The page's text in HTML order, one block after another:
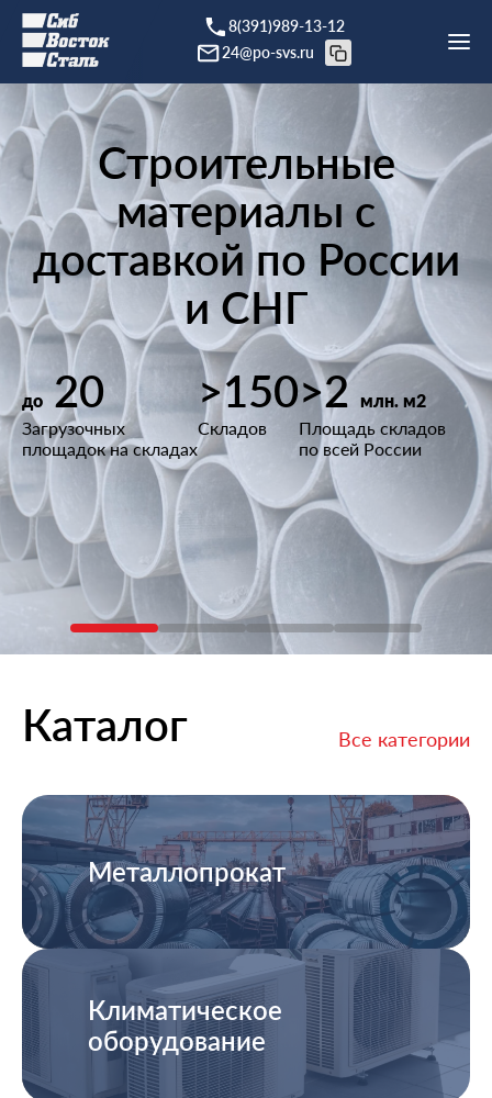
8(391)989-13-12
24@po-svs.ru
Строительные
материалы с
доставкой по России
и СНГ
до20
Загрузочных
площадок на складах
>150
Складов
>2млн. м2
Площадь складов
по всей России
Каталог Все категории
Металлопрокат
Климатическое
оборудование